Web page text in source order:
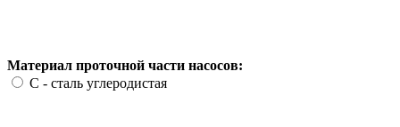
Материал проточной части насосов:
С - сталь углеродистая